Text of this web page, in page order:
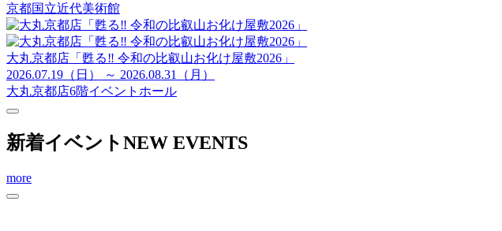
京都国立近代美術館
大丸京都店「甦る‼ 令和の比叡山お化け屋敷2026」
2026.07.19（日） ～ 2026.08.31（月）
大丸京都店6階イベントホール
新着イベントNEW EVENTS
more